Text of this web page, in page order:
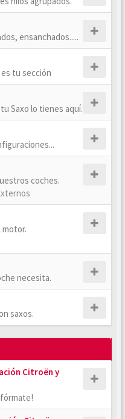
ensanchados.....
es tu sección
Saxo lo tienes aquí.
coches.
motor.
necesita.
saxos.
Citroën y